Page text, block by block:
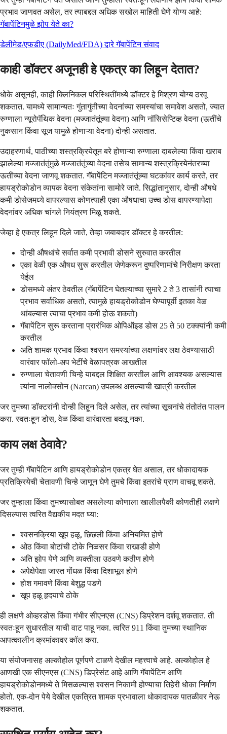
प्रभाव जाणवत असेल, तर त्याबद्दल अधिक सखोल माहिती घेणे योग्य आहे:
गॅबापेंटिनमुळे झोप येते का?
डेलीमेड/एफडीए (DailyMed/FDA) द्वारे गॅबापेंटिन संवाद
काही डॉक्टर अजूनही हे एकत्र का लिहून देतात?
धोके असूनही, काही क्लिनिकल परिस्थितींमध्ये डॉक्टर हे मिश्रण योग्य ठरवू
शकतात. यामध्ये सामान्यतः गुंतागुंतीच्या वेदनांच्या समस्यांचा समावेश असतो, ज्यात
रुग्णाला न्यूरोपॅथिक वेदना (मज्जातंतूंच्या वेदना) आणि नॉसिसेप्टिव्ह वेदना (ऊतींचे
नुकसान किंवा सूज यामुळे होणाऱ्या वेदना) दोन्ही असतात.
उदाहरणार्थ, पाठीच्या शस्त्रक्रियेतून बरे होणाऱ्या रुग्णाला दाबलेल्या किंवा खराब
झालेल्या मज्जातंतूंमुळे मज्जातंतूंच्या वेदना तसेच सामान्य शस्त्रक्रियेनंतरच्या
ऊतींच्या वेदना जाणवू शकतात. गॅबापेंटिन मज्जातंतूंच्या घटकांवर कार्य करते, तर
हायड्रोकोडोन व्यापक वेदना संकेतांना सामोरे जाते. सिद्धांतानुसार, दोन्ही औषधे
कमी डोसेजमध्ये वापरल्यास कोणत्याही एका औषधाचा उच्च डोस वापरण्यापेक्षा
वेदनांवर अधिक चांगले नियंत्रण मिळू शकते.
जेव्हा हे एकत्र लिहून दिले जाते, तेव्हा जबाबदार डॉक्टर हे करतील:
दोन्ही औषधांचे सर्वात कमी प्रभावी डोसने सुरुवात करतील
एका वेळी एक औषध सुरू करतील जेणेकरून दुष्परिणामांचे निरीक्षण करता
येईल
डोसमध्ये अंतर ठेवतील (गॅबापेंटिन घेतल्याच्या सुमारे 2 ते 3 तासांनी त्याचा
प्रभाव सर्वाधिक असतो, त्यामुळे हायड्रोकोडोन घेण्यापूर्वी इतका वेळ
थांबल्यास त्याचा प्रभाव कमी होऊ शकतो)
गॅबापेंटिन सुरू करताना प्रारंभिक ओपिऑइड डोस 25 ते 50 टक्क्यांनी कमी
करतील
अति शामक प्रभाव किंवा श्वसन समस्यांच्या लक्षणांवर लक्ष ठेवण्यासाठी
वारंवार फॉलो-अप भेटींचे वेळापत्रक आखतील
रुग्णाला चेतावणी चिन्हे याबद्दल शिक्षित करतील आणि आवश्यक असल्यास
त्यांना नालोक्सोन (Narcan) उपलब्ध असल्याची खात्री करतील
जर तुमच्या डॉक्टरांनी दोन्ही लिहून दिले असेल, तर त्यांच्या सूचनांचे तंतोतंत पालन
करा. स्वतःहून डोस, वेळ किंवा वारंवारता बदलू नका.
काय लक्ष ठेवावे?
जर तुम्ही गॅबापेंटिन आणि हायड्रोकोडोन एकत्र घेत असाल, तर धोकादायक
प्रतिक्रियेची चेतावणी चिन्हे जाणून घेणे तुमचे किंवा इतरांचे प्राण वाचवू शकते.
जर तुम्हाला किंवा तुमच्यासोबत असलेल्या कोणाला खालीलपैकी कोणतीही लक्षणे
दिसल्यास त्वरित वैद्यकीय मदत घ्या:
श्वसनक्रिया खूप हळू, छिछली किंवा अनियमित होणे
ओठ किंवा बोटांची टोके निळसर किंवा राखाडी होणे
अति झोप येणे आणि व्यक्तीला उठवणे कठीण होणे
अपेक्षेपेक्षा जास्त गोंधळ किंवा दिशाभूल होणे
होश गमावणे किंवा बेशुद्ध पडणे
खूप हळू हृदयाचे ठोके
ही लक्षणे ओव्हरडोस किंवा गंभीर सीएनएस (CNS) डिप्रेशन दर्शवू शकतात. ती
स्वतःहून सुधारतील याची वाट पाहू नका. त्वरित 911 किंवा तुमच्या स्थानिक
आपत्कालीन क्रमांकावर कॉल करा.
या संयोजनासह अल्कोहोल पूर्णपणे टाळणे देखील महत्त्वाचे आहे. अल्कोहोल हे
आणखी एक सीएनएस (CNS) डिप्रेसंट आहे आणि गॅबापेंटिन आणि
हायड्रोकोडोनमध्ये ते मिसळल्यास श्वसन निकामी होण्याचा तिहेरी धोका निर्माण
होतो. एक-दोन पेये देखील एकत्रित शामक प्रभावाला धोकादायक पातळीवर नेऊ
शकतात.